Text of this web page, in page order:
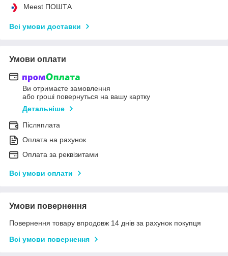
Meest ПОШТА
Всі умови доставки
Умови оплати
Ви отримаєте замовлення
або гроші повернуться на вашу картку
Детальніше
Післяплата
Оплата на рахунок
Оплата за реквізитами
Всі умови оплати
Умови повернення
Повернення товару впродовж 14 днів за рахунок покупця
Всі умови повернення